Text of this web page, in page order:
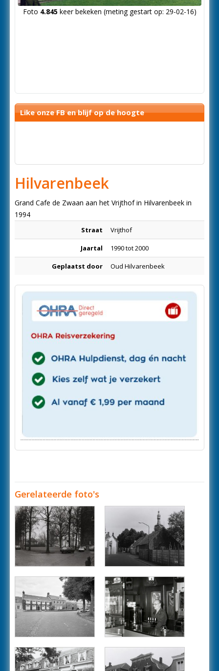
Foto 4.845keer bekeken (meting gestart op: 29-02-16)
Like onze FB en blijf op de hoogte
Hilvarenbeek
Grand Cafe de Zwaan aan het Vrijthof in Hilvarenbeek in
1994
Straat Vrijthof
Jaartal 1990 tot 2000
Geplaatst door Oud Hilvarenbeek
Gerelateerde foto's